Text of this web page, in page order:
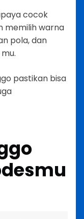
cocok
memilih warna
pola, dan
pastikan bisa